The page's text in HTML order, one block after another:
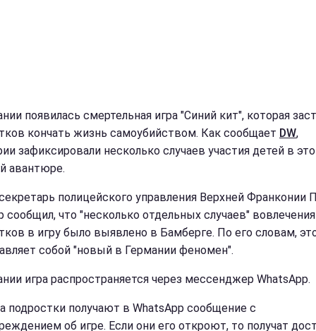
появилась смертельная игра "Синий кит", которая
кончать жизнь самоубийством. Как сообщает DW,
зафиксировали несколько случаев участия детей в
авантюре.
полицейского управления Верхней Франконии
сообщил, что "несколько отдельных случаев" вовлечения
в игру было выявлено в Бамберге. По его словам,
собой "новый в Германии феномен".
игра распространяется через мессенджер WhatsApp.
подростки получают в WhatsApp сообщение с
об игре. Если они его откроют, то получат